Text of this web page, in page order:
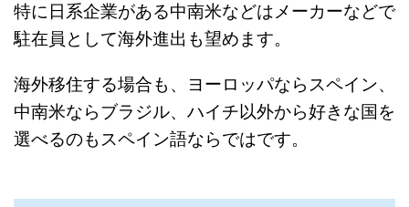
特に日系企業がある中南米などはメーカーなどで
駐在員として海外進出も望めます。
海外移住する場合も、ヨーロッパならスペイン、
中南米ならブラジル、ハイチ以外から好きな国を
選べるのもスペイン語ならではです。